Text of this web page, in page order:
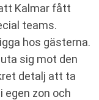
Kalmar fått
teams.
hos gästerna.
sig mot den
detalj att ta
egen zon och